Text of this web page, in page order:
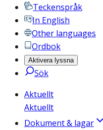
Teckenspråk
In English
Other languages
Ordbok
Aktivera lyssna
Sök
Aktuellt
Aktuellt
Dokument & lagar